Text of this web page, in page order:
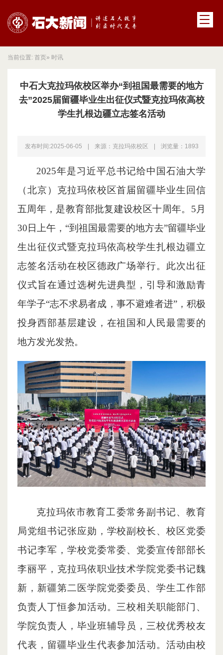
当前位置: 首页» 时讯
中石大克拉玛依校区举办“到祖国最需要的地方
去”2025届留疆毕业生出征仪式暨克拉玛依高校
学生扎根边疆立志签名活动
发布时间:2025-06-05 来源：克拉玛依校区 浏览量： 1893
2025年是习近平总书记给中国石油大学
（北京）克拉玛依校区首届留疆毕业生回信
五周年，是教育部批复建设校区十周年。5月
30日上午，“到祖国最需要的地方去”留疆毕业
生出征仪式暨克拉玛依高校学生扎根边疆立
志签名活动在校区德政广场举行。此次出征
仪式旨在通过选树先进典型，引导和激励青
年学子“志不求易者成，事不避难者进”，积极
投身西部基层建设，在祖国和人民最需要的
地方发光发热。
克拉玛依市教育工委常务副书记、教育
局党组书记张应勋，学校副校长、校区党委
书记李军，学校党委常委、党委宣传部部长
李丽平，克拉玛依职业技术学院党委书记魏
新，新疆第二医学院党委委员、学生工作部
负责人丁恒参加活动。三校相关职能部门、
学院负责人，毕业班辅导员，三校优秀校友
代表，留疆毕业生代表参加活动。活动由校